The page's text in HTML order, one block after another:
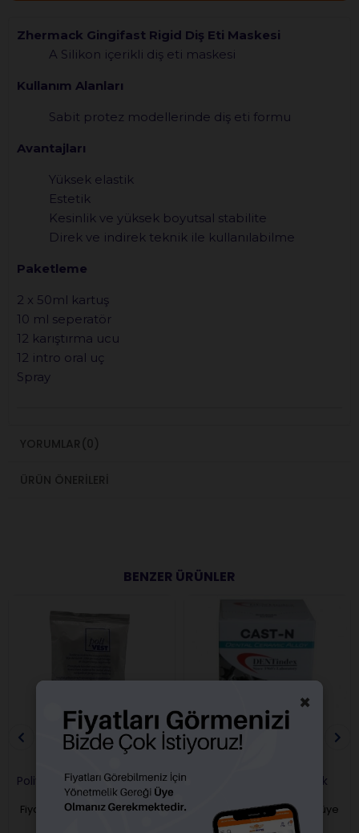
Zhermack Gingifast Rigid Diş Eti Maskesi
A Silikon içerikli diş eti maskesi
Kullanım Alanları
Sabit protez modellerinde diş eti formu
Avantajları
Yüksek elastik
Estetik
Kesinlik ve yüksek boyutsal stabilite
Direk ve indirek teknik ile kullanılabilme
Paketleme
2 x 50ml kartuş
10 ml seperatör
12 karıştırma ucu
12 intro oral uç
Spray
YORUMLAR (0)
ÜRÜN ÖNERILERI
BENZER ÜRÜNLER
Polivest Revetman 160 gr.
Fiyatları görebilmek için üye
Porselen Metali Çekirdek
Fiyatları görebilmek için üye
girişi yapmalısınız.
×